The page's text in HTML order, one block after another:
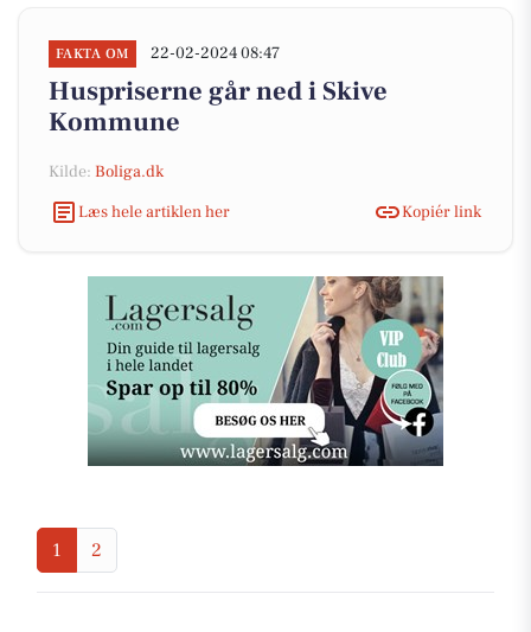
FAKTA OM 22-02-2024 08:47
Huspriserne går ned i Skive
Kommune
Kilde: Boliga.dk
Læs hele artiklen her
Kopiér link
1 2